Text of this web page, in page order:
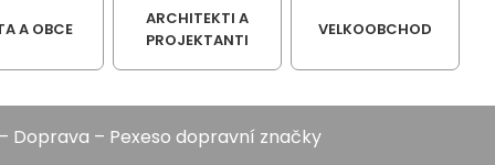
A OBCE
ARCHITEKTI A
PROJEKTANTI
VELKOOBCHOD
Doprava – Pexeso dopravní značky